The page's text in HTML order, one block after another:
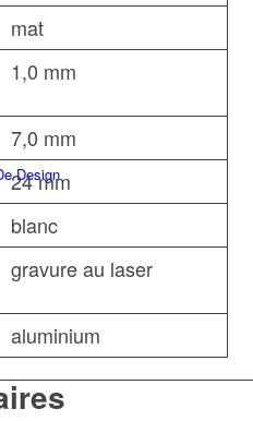
Design
mat
1,0 mm
7,0 mm
24 mm
blanc
gravure au laser
aluminium